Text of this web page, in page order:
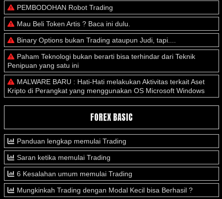
PEMBODOHAN Robot Trading
Mau Beli Token Artis ? Baca ini dulu.
Binary Options bukan Trading ataupun Judi, tapi....
Paham Teknologi bukan berarti bisa terhindar dari Teknik
Penipuan yang satu ini
MALWARE BARU : Hati-Hati melakukan Aktivitas terkait Aset
Kripto di Perangkat yang menggunakan OS Microsoft Windows
FOREX BASIC
Panduan lengkap memulai Trading
Saran ketika memulai Trading
6 Kesalahan umum memulai Trading
Mungkinkah Trading dengan Modal Kecil bisa Berhasil ?